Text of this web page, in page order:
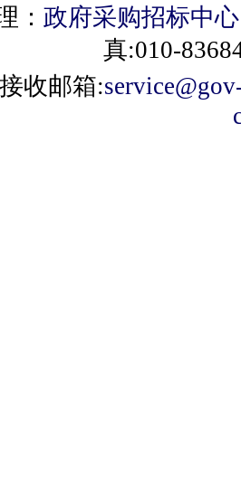
： 政府采购招标中心
真:010-
收邮箱: